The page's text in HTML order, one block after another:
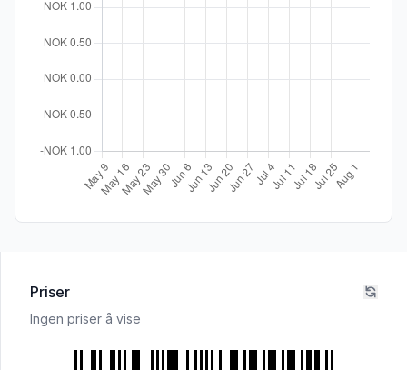
Priser
Ingen priser å vise